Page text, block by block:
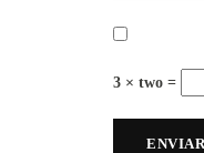
3 × two =